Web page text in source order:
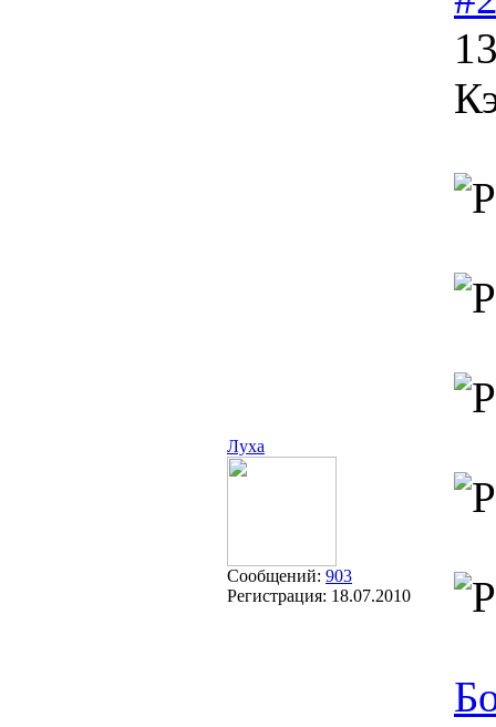
Луха
Сообщений: 903
Регистрация: 18.07.2010